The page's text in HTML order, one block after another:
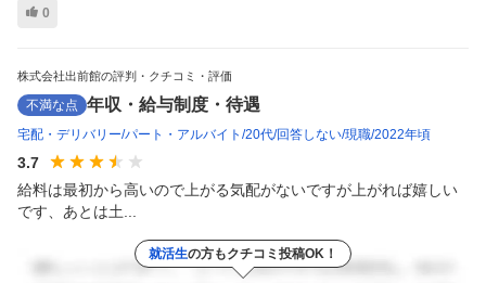
0
株式会社出前館の評判・クチコミ・評価
不満な点 年収・給与制度・待遇
宅配・デリバリー パート・アルバイト 20代 回答しない 現職 2022年頃
3.7
給料は最初から高いので上がる気配がないですが上がれば嬉しい
です、あとは土...
就活生の方もクチコミ投稿OK！